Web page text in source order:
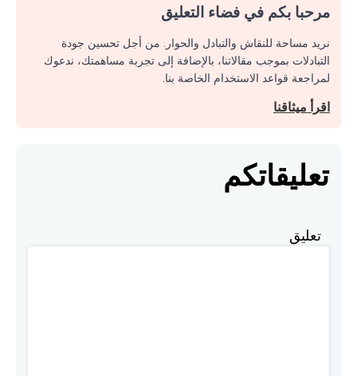
مرحبا بكم في فضاء التعليق
نريد مساحة للنقاش والتبادل والحوار. من أجل تحسين جودة
التبادلات بموجب مقالاتنا، بالإضافة إلى تجربة مساهمتك، ندعوك
لمراجعة قواعد الاستخدام الخاصة بنا.
اقرأ ميثاقنا
تعليقاتكم
تعليق